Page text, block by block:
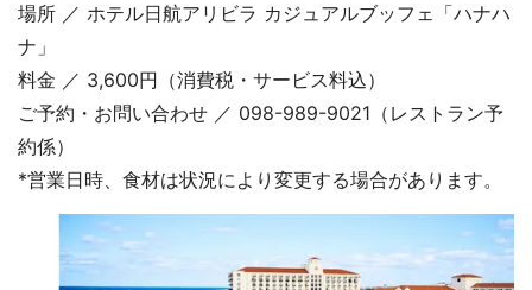
場所 ／ ホテル日航アリビラ カジュアルブッフェ「ハナハ
ナ」
料金 ／ 3,600円（消費税・サービス料込）
ご予約・お問い合わせ ／ 098-989-9021（レストラン予
約係）
*営業日時、食材は状況により変更する場合があります。